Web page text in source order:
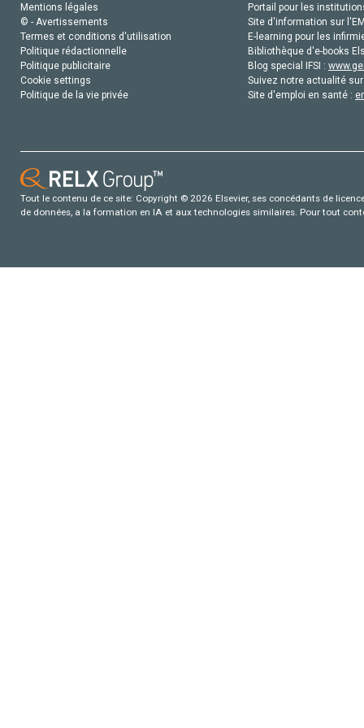
Mentions légales
© - Avertissements
Termes et conditions d'utilisation
Politique rédactionnelle
Politique publicitaire
Cookie settings
Politique de la vie privée
Portail pour les
Site d'information sur
E-learning pour les
Bibliothèque d'e-books
Blog special IFSI :
Suivez notre actualité
Site d'emploi en santé :
Tout le contenu de ce site: Copyright © 2026 Elsevier, ses concédants de
de données, a la formation en IA et aux technologies similaires. Pour tout